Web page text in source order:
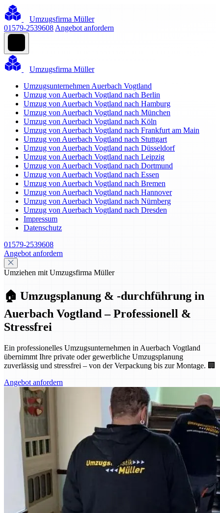
Umzugsfirma Müller
01579-2539608 Angebot anfordern
Umzugsfirma Müller
Umzugsunternehmen Auerbach Vogtland
Umzug von Auerbach Vogtland nach Berlin
Umzug von Auerbach Vogtland nach Hamburg
Umzug von Auerbach Vogtland nach München
Umzug von Auerbach Vogtland nach Köln
Umzug von Auerbach Vogtland nach Frankfurt am Main
Umzug von Auerbach Vogtland nach Stuttgart
Umzug von Auerbach Vogtland nach Düsseldorf
Umzug von Auerbach Vogtland nach Leipzig
Umzug von Auerbach Vogtland nach Dortmund
Umzug von Auerbach Vogtland nach Essen
Umzug von Auerbach Vogtland nach Bremen
Umzug von Auerbach Vogtland nach Hannover
Umzug von Auerbach Vogtland nach Nürnberg
Umzug von Auerbach Vogtland nach Dresden
Impressum
Datenschutz
01579-2539608
Angebot anfordern
Umziehen mit Umzugsfirma Müller
🏠 Umzugsplanung & -durchführung in
Auerbach Vogtland – Professionell &
Stressfrei
Ein professionelles Umzugsunternehmen in Auerbach Vogtland
übernimmt Ihre private oder gewerbliche Umzugsplanung
zuverlässig und stressfrei – von der Verpackung bis zur Montage. 🏢
Angebot anfordern